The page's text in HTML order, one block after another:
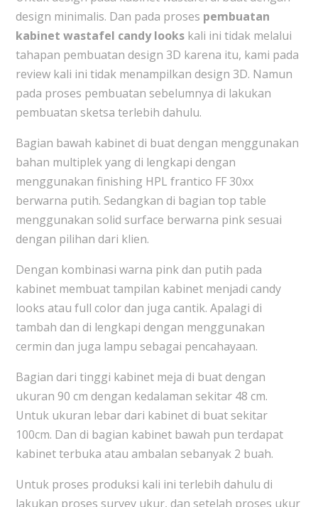
design minimalis. Dan pada proses pembuatan
kabinet wastafel candy lookskali ini tidak melalui
tahapan pembuatan design 3D karena itu, kami pada
review kali ini tidak menampilkan design 3D. Namun
pada proses pembuatan sebelumnya di lakukan
pembuatan sketsa terlebih dahulu.
Bagian bawah kabinet di buat dengan menggunakan
bahan multiplek yang di lengkapi dengan
menggunakan finishing HPL frantico FF 30xx
berwarna putih. Sedangkan di bagian top table
menggunakan solid surface berwarna pink sesuai
dengan pilihan dari klien.
Dengan kombinasi warna pink dan putih pada
kabinet membuat tampilan kabinet menjadi candy
looks atau full color dan juga cantik. Apalagi di
tambah dan di lengkapi dengan menggunakan
cermin dan juga lampu sebagai pencahayaan.
Bagian dari tinggi kabinet meja di buat dengan
ukuran 90 cm dengan kedalaman sekitar 48 cm.
Untuk ukuran lebar dari kabinet di buat sekitar
100cm. Dan di bagian kabinet bawah pun terdapat
kabinet terbuka atau ambalan sebanyak 2 buah.
Untuk proses produksi kali ini terlebih dahulu di
lakukan proses survey ukur, dan setelah proses ukur